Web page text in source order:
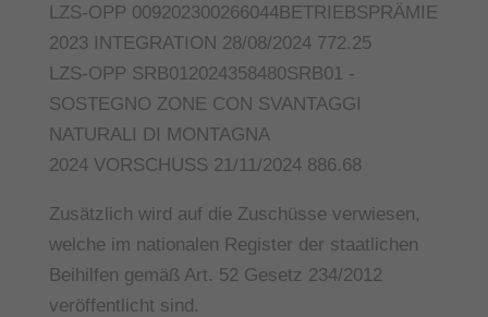
LZS-OPP 009202300266044BETRIEBSPRÄMIE
2023 INTEGRATION 28/08/2024 772.25
LZS-OPP SRB012024358480SRB01 -
SOSTEGNO ZONE CON SVANTAGGI
NATURALI DI MONTAGNA
2024 VORSCHUSS 21/11/2024 886.68
Zusätzlich wird auf die Zuschüsse verwiesen,
welche im nationalen Register der staatlichen
Beihilfen gemäß Art. 52 Gesetz 234/2012
veröffentlicht sind.